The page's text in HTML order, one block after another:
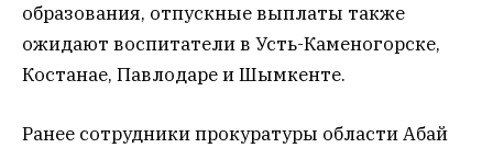
образования, отпускные выплаты также
ожидают воспитатели в Усть-Каменогорске,
Костанае, Павлодаре и Шымкенте.
Ранее сотрудники прокуратуры области Абай